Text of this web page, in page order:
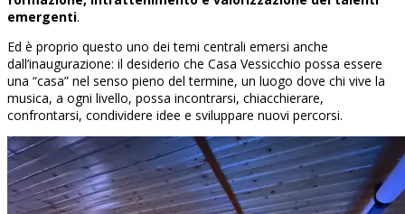
emergenti.
Ed è proprio questo uno dei temi centrali emersi anche
dall’inaugurazione: il desiderio che Casa Vessicchio possa essere
una “casa” nel senso pieno del termine, un luogo dove chi vive la
musica, a ogni livello, possa incontrarsi, chiacchierare,
confrontarsi, condividere idee e sviluppare nuovi percorsi.